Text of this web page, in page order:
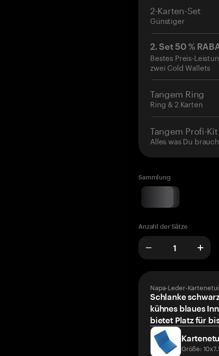
2-Karten-Set
Günstiger
2. Set 50 %
Bestes Preis-
zwei Cold Wallets
Tangem Ring
Ring & 2 Karten
Tangem Profi-Kit
Alles was Du
Sammlung
Anzahl der Sätze
Napa-Leder-
Schlanke
kühnes blaues
bietet Platz für
Größe: